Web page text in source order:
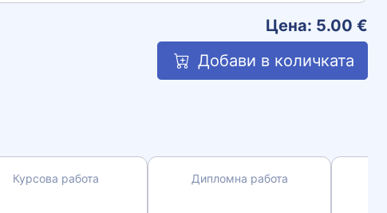
Цена: 5.00 €
Добави в количката
Курсова работа Дипломна работа